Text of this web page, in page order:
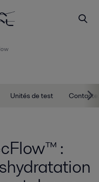
Unités de test
: